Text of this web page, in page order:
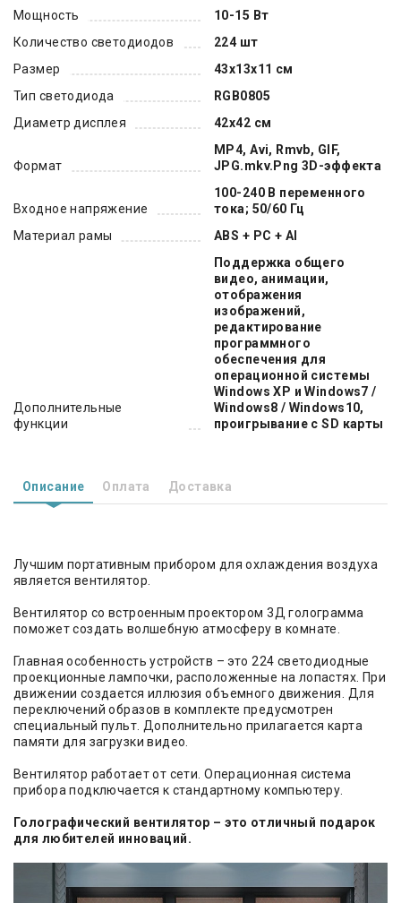
Мощность
10-15 Вт
Количество светодиодов
224 шт
Размер
43х13х11 см
Тип светодиода
RGB0805
Диаметр дисплея
42х42 см
Формат
MP4, Avi, Rmvb, GIF,
JPG.mkv.Png 3D-эффекта
Входное напряжение
100-240 В переменного
тока; 50/60 Гц
Материал рамы
ABS + PC + Al
Дополнительные
функции
Поддержка общего
видео, анимации,
отображения
изображений,
редактирование
программного
обеспечения для
операционной системы
Windows XP и Windows7 /
Windows8 / Windows10,
проигрывание с SD карты
Описание Оплата Доставка
Лучшим портативным прибором для охлаждения воздуха
является вентилятор.
Вентилятор со встроенным проектором 3Д голограмма
поможет создать волшебную атмосферу в комнате.
Главная особенность устройств – это 224 светодиодные
проекционные лампочки, расположенные на лопастях. При
движении создается иллюзия объемного движения. Для
переключений образов в комплекте предусмотрен
специальный пульт. Дополнительно прилагается карта
памяти для загрузки видео.
Вентилятор работает от сети. Операционная система
прибора подключается к стандартному компьютеру.
Голографический вентилятор – это отличный подарок
для любителей инноваций.